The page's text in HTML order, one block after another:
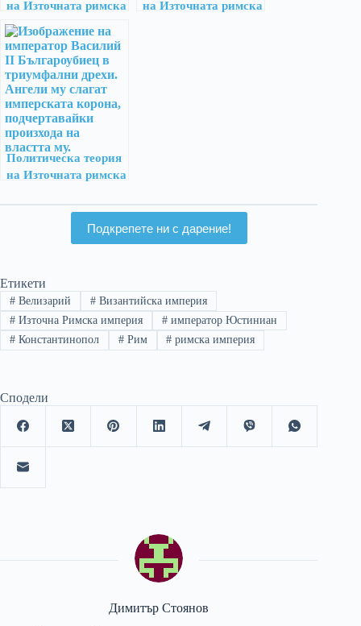
на Източната римска
империя – пета част
на Източната римска
Политическа теория
на Източната римска
Подкрепете ни с дарение!
Етикети
#Велизарий #Византийска империя
#Източна Римска империя #император Юстиниан
#Константинопол #Рим # римска империя
Сподели
Димитър Стоянов